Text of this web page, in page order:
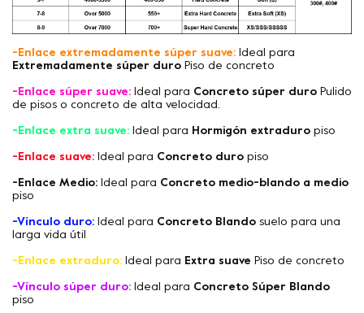
-Enlace extremadamente súper suave: Ideal para
Extremadamente súper duro Piso de concreto
-Enlace súper suave: Ideal para Concreto súper duro Pulido
de pisos o concreto de alta velocidad.
-Enlace extra suave: Ideal para Hormigón extraduro piso
-Enlace suave: Ideal para Concreto duro piso
-Enlace Medio: Ideal para Concreto medio-blando a medio
piso
-Vínculo duro: Ideal para Concreto Blando suelo para una
larga vida útil
-Enlace extraduro: Ideal para Extra suave Piso de concreto
-Vínculo súper duro: Ideal para Concreto Súper Blando
piso